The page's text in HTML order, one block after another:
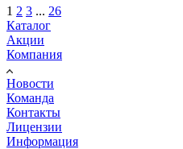
1 2 3 ... 26
Каталог
Акции
Компания
Новости
Команда
Контакты
Лицензии
Информация